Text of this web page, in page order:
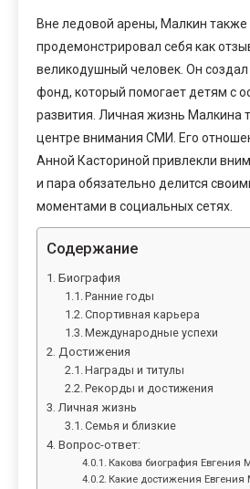
Вне ледовой арены, Малкин также
продемонстрировал себя как
великодушный человек. Он
фонд, который помогает детям с
развития. Личная жизнь Малкина
центре внимания СМИ. Его
Анной Касториной привлекли
и пара обязательно делится
моментами в социальных сетях.
Содержание
Биография
Ранние годы
Спортивная карьера
Международные успехи
Достижения
Награды и титулы
Рекорды и достижения
Личная жизнь
Семья и близкие
Вопрос-ответ:
Какова биография Евгения
Какие достижения Евгения